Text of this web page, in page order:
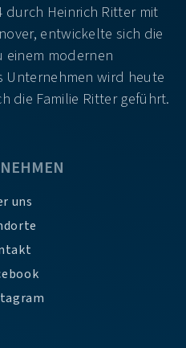
durch Heinrich Ritter mit
entwickelte sich die
einem modernen
Unternehmen wird heute
die Familie Ritter geführt.
uns